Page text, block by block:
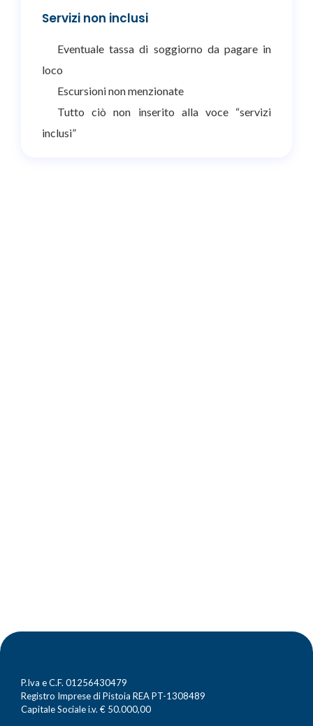
Servizi non inclusi
Eventuale tassa di soggiorno da pagare in
loco
Escursioni non menzionate
Tutto ciò non inserito alla voce “servizi
inclusi”
P.Iva e C.F. 01256430479
Registro Imprese di Pistoia REA PT-1308489
Capitale Sociale i.v. € 50.000,00